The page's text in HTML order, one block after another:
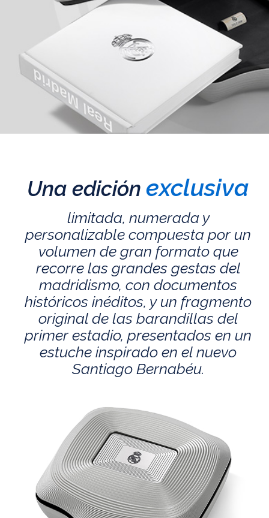
Una edición exclusiva
limitada, numerada y
personalizable compuesta por un
volumen de gran formato que
recorre las grandes gestas del
madridismo, con documentos
históricos inéditos, y un fragmento
original de las barandillas del
primer estadio, presentados en un
estuche inspirado en el nuevo
Santiago Bernabéu.